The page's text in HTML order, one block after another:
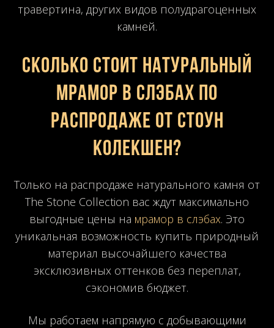
травертина, других видов полудрагоценных
камней.
Сколько стоит натуральный
мрамор в слэбах по
распродаже от Стоун
Колекшен?
Только на распродаже натурального камня от
The Stone Collection вас ждут максимально
выгодные цены на мрамор в слэбах. Это
уникальная возможность купить природный
материал высочайшего качества
эксклюзивных оттенков без переплат,
сэкономив бюджет.
Мы работаем напрямую с добывающими